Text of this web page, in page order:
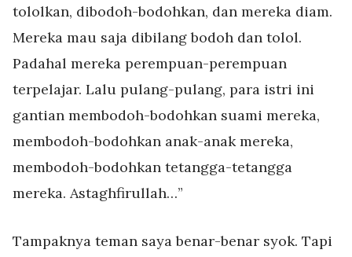
tololkan, dibodoh-bodohkan, dan mereka diam.
Mereka mau saja dibilang bodoh dan tolol.
Padahal mereka perempuan-perempuan
terpelajar. Lalu pulang-pulang, para istri ini
gantian membodoh-bodohkan suami mereka,
membodoh-bodohkan anak-anak mereka,
membodoh-bodohkan tetangga-tetangga
mereka. Astaghfirullah…”
Tampaknya teman saya benar-benar syok. Tapi